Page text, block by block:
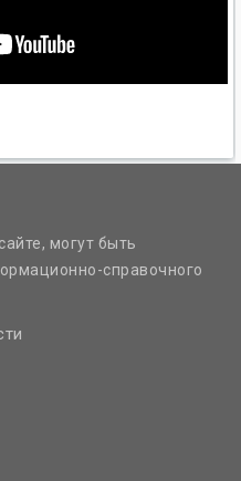
могут быть
справочного